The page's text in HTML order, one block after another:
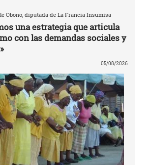
Obono, diputada de La Francia Insumisa
una estrategia que articula
con las demandas sociales y
05/08/2026